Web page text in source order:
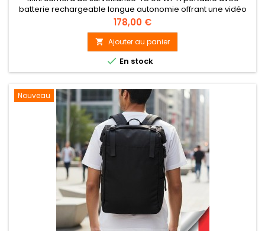
batterie rechargeable longue autonomie offrant une vidéo
Full HD 1080p grace a un capteur 2 mégapixels avec un angle
de vu de 110°, vision nocturne par infrarouge invisible jusqu'à
5 mètres de portée. Enregistrement sur carte mémoire
microSD jusqu'à 128 Go (128 Go inclus). Installation ultra
simple...
Prix
178,00 €
 Ajouter au panier
 En stock
Nouveau